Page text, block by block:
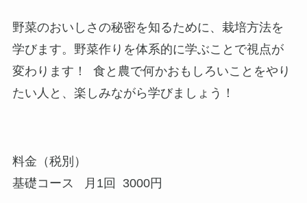
野菜のおいしさの秘密を知るために、栽培方法を
学びます。野菜作りを体系的に学ぶことで視点が
変わります！ 食と農で何かおもしろいことをやり
たい人と、楽しみながら学びましょう！
料金（税別）
基礎コース 月1回 3000円